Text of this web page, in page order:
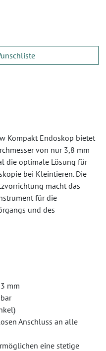
Kompakt Endoskop bietet
von nur 3,8 mm
die optimale Lösung für
bei Kleintieren. Die
macht das
für die
und des
mm
Anschluss an alle
eine stetige